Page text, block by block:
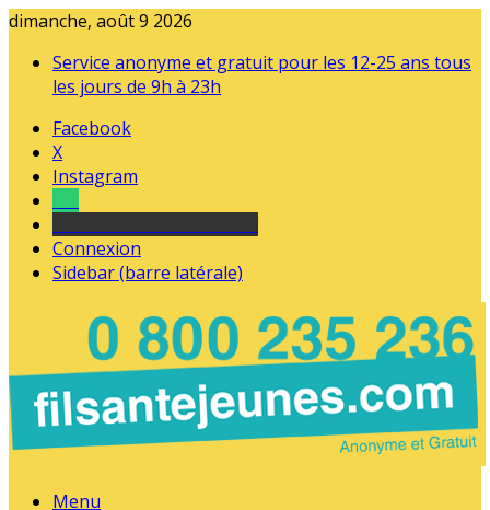
dimanche, août 9 2026
Service anonyme et gratuit pour les 12-25 ans tous
les jours de 9h à 23h
Facebook
X
Instagram
Connexion
Sidebar (barre latérale)
Menu